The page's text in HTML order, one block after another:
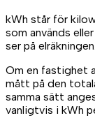
kWh står för
som används
ser på elräkningen.
Om en fastighet
mått på den
samma sätt
vanligtvis i kWh